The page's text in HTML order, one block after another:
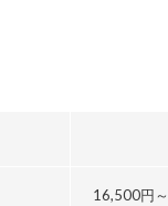
16,500円～